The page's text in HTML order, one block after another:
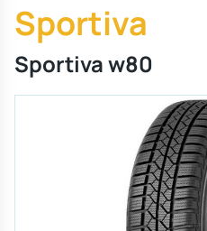
Sportiva
Sportiva w80